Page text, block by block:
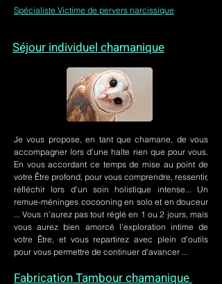
Spécialiste Victime de pervers narcissique
Séjour individuel chamanique
Je vous propose, en tant que chamane, de vous
accompagner lors d'une halte rien que pour vous.
En vous accordant ce temps de mise au point de
votre Être profond, pour vous comprendre, ressentir,
réfléchir lors d'un soin holistique intense... Un
remue-méninges cocooning en solo et en douceur
... Vous n'aurez pas tout réglé en 1 ou 2 jours, mais
vous aurez bien amorcé l'exploration intime de
votre Être, et vous repartirez avec plein d'outils
pour vous permettre de continuer d'avancer ...
Fabrication Tambour chamanique